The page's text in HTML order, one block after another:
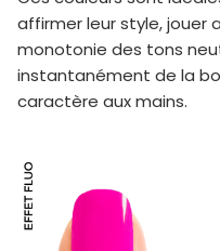
affirmer leur style, jouer
monotonie des tons
instantanément de la
caractère aux mains.